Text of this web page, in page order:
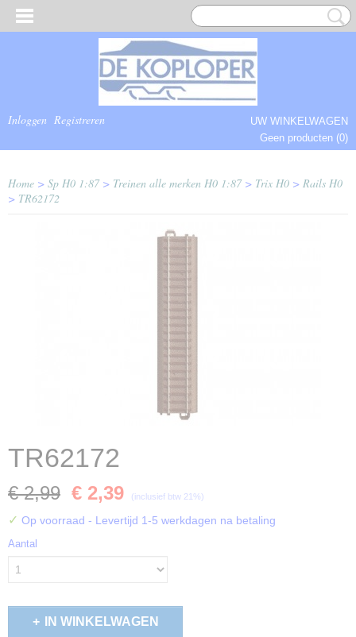
Inloggen Registreren
UW WINKELWAGEN
Geen producten (0)
Home > Sp H0 1:87> Treinen alle merken H0 1:87> Trix H0 > Rails H0
> TR62172
TR62172
€ 2,99 € 2,39 (inclusief btw 21%)
✓ Op voorraad - Levertijd 1-5 werkdagen na betaling
Aantal
IN WINKELWAGEN